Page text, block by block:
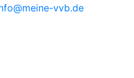
vvb.de